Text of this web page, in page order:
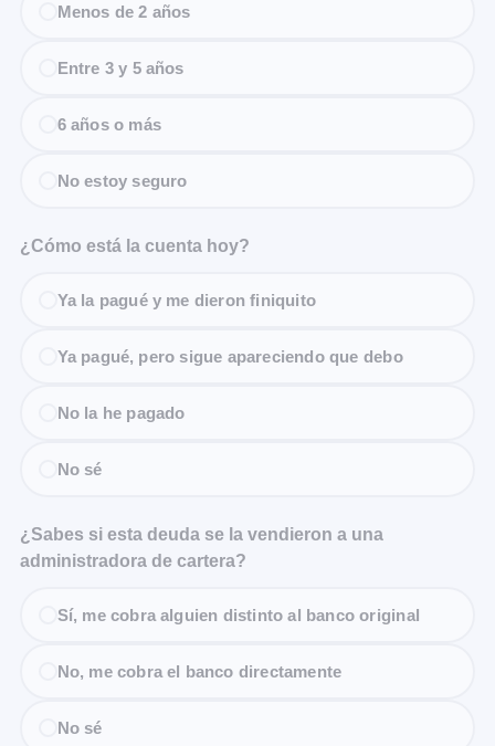
Menos de 2 años
Entre 3 y 5 años
6 años o más
No estoy seguro
¿Cómo está la cuenta hoy?
Ya la pagué y me dieron finiquito
Ya pagué, pero sigue apareciendo que debo
No la he pagado
No sé
¿Sabes si esta deuda se la vendieron a una
administradora de cartera?
Sí, me cobra alguien distinto al banco original
No, me cobra el banco directamente
No sé